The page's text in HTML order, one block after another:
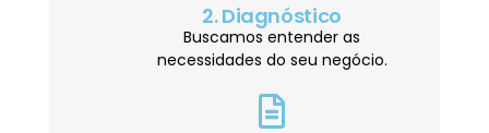
2. Diagnóstico
Buscamos entender as
necessidades do seu negócio.